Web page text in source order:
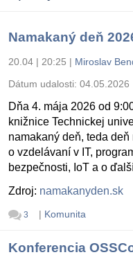
Namakaný deň
20.04 | 20:25 | Miroslav
Dátum udalosti: 04.05.2026
Dňa 4. mája 2026 od
knižnice Technickej
namakaný deň, teda
o vzdelávaní v IT,
bezpečnosti, IoT a o
Zdroj: namakanyden.sk
3 | Komunita
Konferencia